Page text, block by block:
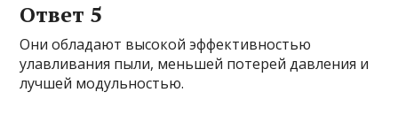
Ответ 5
Они обладают высокой эффективностью
улавливания пыли, меньшей потерей давления и
лучшей модульностью.